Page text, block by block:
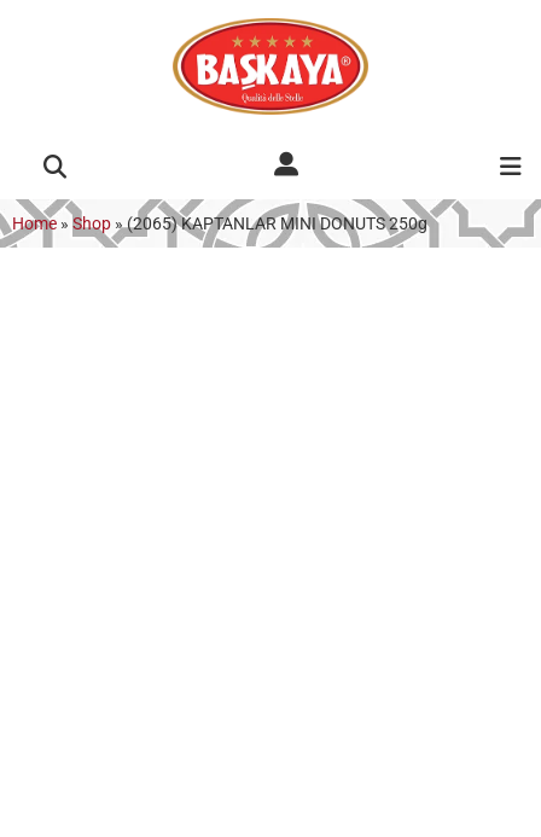
Home » Shop »(2065) KAPTANLAR MINI DONUTS 250g